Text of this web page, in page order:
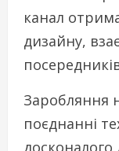
канал
дизайну,
Заробляння
поєднанні
досконалого